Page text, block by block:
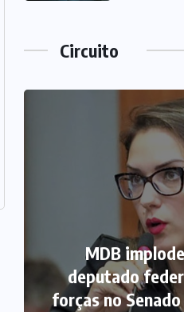
Circuito
MDB
deputado
forças no